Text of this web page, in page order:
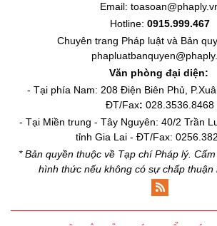
Email:
Hotline: 0915.999.467
Chuyên trang Pháp luật và Bản
Văn phòng đại diện:
- Tại phía Nam: 208 Điện Biên Phủ,
ĐT/Fax: 028.3536.8468
- Tại Miền trung - Tây Nguyên: 40/2 Trần
tỉnh Gia Lai - ĐT/Fax:
* Bản quyền thuộc về Tạp chí Pháp lý.
hình thức nếu không có sự chấp thuận